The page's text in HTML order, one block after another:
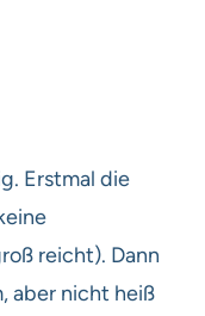
Erstmal die
reicht). Dann
aber nicht heiß